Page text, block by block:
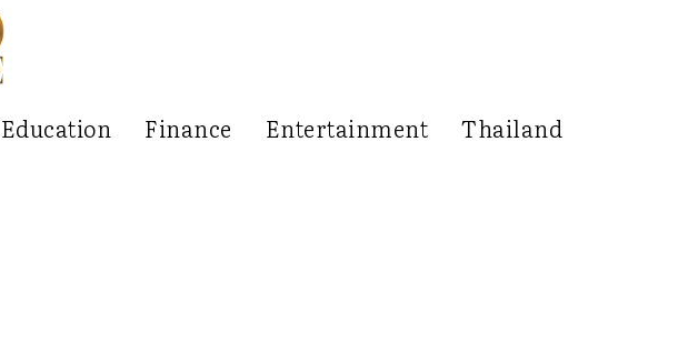
Education Finance Entertainment Thailand